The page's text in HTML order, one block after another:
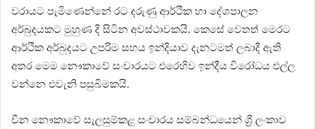
වරායට පැමිණෙන්නේ රට දරුණු ආර්ථික හා දේශපාලන
අර්බුදයකට මුහුණ දී සිටින අවස්ථාවකයි. කෙසේ වෙතත් මෙරට
ආර්ථික අර්බුදයට උපරිම සහය ඉන්දියාව දැනටමත් ලබාදී ඇති
අතර මෙම නෞකාවේ සංචාරයට එරෙහිව ඉන්දීය විරෝධය එල්ල
වන්නෙ එවැනි පසුබිමකයි.
චීන නෞකාවේ සැලසුම්කළ සංචාරය සම්බන්ධයෙන් ශ්‍රී ලංකාව